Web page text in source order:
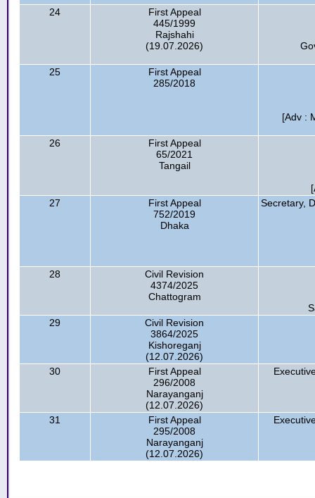
24
First Appeal
445/1999
Rajshahi
(19.07.2026)
25
First Appeal
285/2018
[Adv :
26
First Appeal
65/2021
Tangail
27
First Appeal
752/2019
Dhaka
Secretary,
28
Civil Revision
4374/2025
Chattogram
29
Civil Revision
3864/2025
Kishoreganj
(12.07.2026)
30
First Appeal
296/2008
Narayanganj
(12.07.2026)
31
First Appeal
295/2008
Narayanganj
(12.07.2026)